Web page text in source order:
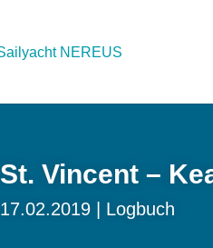
St. Vincent –
17.02.2019 Logbuch